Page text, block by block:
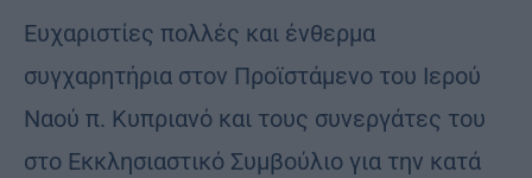
Ευχαριστίες πολλές και ένθερμα
συγχαρητήρια στον Προϊστάμενο του Ιερού
Ναού π. Κυπριανό και τους συνεργάτες του
στο Εκκλησιαστικό Συμβούλιο για την κατά